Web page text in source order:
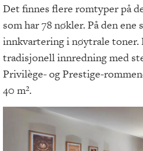
Det finnes flere romtyper på
som har 78 nøkler. På den ene
innkvartering i nøytrale toner.
tradisjonell innredning med
Privilège- og Prestige-
40 m².